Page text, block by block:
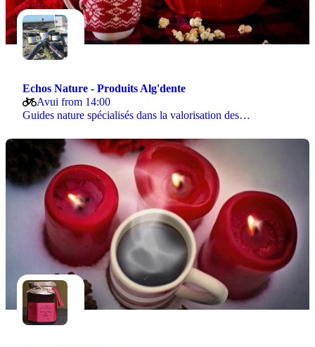
Echos Nature - Produits Alg'dente
Avui from 14:00
Guides nature spécialisés dans la valorisation des…